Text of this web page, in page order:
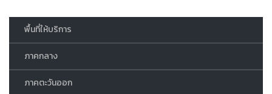
พื้นที่ให้บริการ
ภาคกลาง
ภาคตะวันออก